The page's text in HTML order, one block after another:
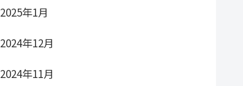
2025年1月
2024年12月
2024年11月